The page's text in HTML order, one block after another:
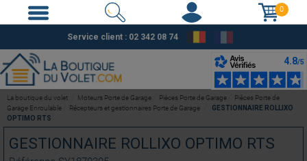
0
Service client : 02 342 08 74
GESTIONNAIRE ROLLIXO OPTIMO RTS
La boutique du volet Moteurs Porte de Garage Pièces Porte de Garage
Pièces Porte de
Garage Enroulable
Récepteurs et gestionnaires Porte de Garage
GESTIONNAIRE ROLLIXO
OPTIMO RTS